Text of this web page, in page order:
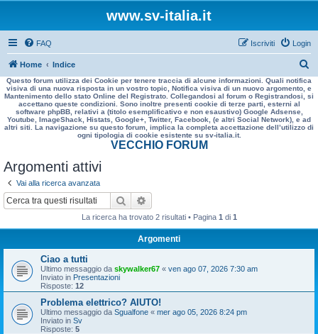
www.sv-italia.it
FAQ Login
Iscriviti
Home Indice
e
r
a
Questo forum utilizza dei Cookie per tenere traccia di alcune informazioni. Quali notifica
visiva di una nuova risposta in un vostro topic, Notifica visiva di un nuovo argomento, e
Mantenimento dello stato Online del Registrato. Collegandosi al forum o Registrandosi, si
accettano queste condizioni. Sono inoltre presenti cookie di terze parti, esterni al
software phpBB, relativi a (titolo esemplificativo e non esaustivo) Google Adsense,
Youtube, ImageShack, Histats, Google+, Twitter, Facebook, (e altri Social Network), e ad
altri siti. La navigazione su questo forum, implica la completa accettazione dell’utilizzo di
ogni tipologia di cookie esistente su sv-italia.it.
VECCHIO FORUM
Argomenti attivi
Vai alla ricerca avanzata
Cerca
La ricerca ha trovato 2 risultati • Pagina 1 di 1
Argomenti
Ciao a tutti
Ultimo messaggio da skywalker67 « ven ago 07, 2026 7:30 am
Inviato in Presentazioni
Risposte: 12
Problema elettrico? AIUTO!
Ultimo messaggio da Sgualfone « mer ago 05, 2026 8:24 pm
Inviato in Sv
Risposte: 5